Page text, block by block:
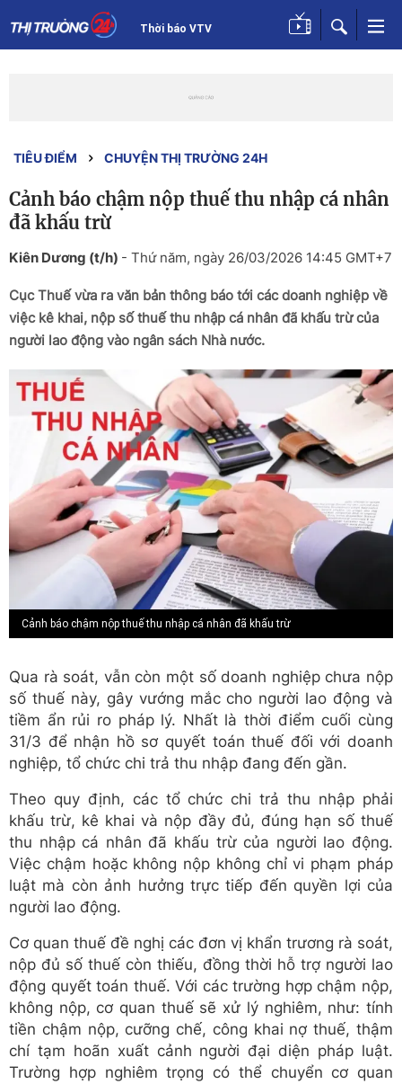
Thời báo VTV
TIÊU ĐIỂM CHUYỆN THỊ TRƯỜNG 24H
Cảnh báo chậm nộp thuế thu nhập cá nhân
đã khấu trừ
Kiên Dương (t/h) - Thứ năm, ngày 26/03/2026 14:45 GMT+7
Cục Thuế vừa ra văn bản thông báo tới các doanh nghiệp về
việc kê khai, nộp số thuế thu nhập cá nhân đã khấu trừ của
người lao động vào ngân sách Nhà nước.
Cảnh báo chậm nộp thuế thu nhập cá nhân đã khấu trừ
Qua rà soát, vẫn còn một số doanh nghiệp chưa nộp
số thuế này, gây vướng mắc cho người lao động và
tiềm ẩn rủi ro pháp lý. Nhất là thời điểm cuối cùng
31/3 để nhận hồ sơ quyết toán thuế đối với doanh
nghiệp, tổ chức chi trả thu nhập đang đến gần.
Theo quy định, các tổ chức chi trả thu nhập phải
khấu trừ, kê khai và nộp đầy đủ, đúng hạn số thuế
thu nhập cá nhân đã khấu trừ của người lao động.
Việc chậm hoặc không nộp không chỉ vi phạm pháp
luật mà còn ảnh hưởng trực tiếp đến quyền lợi của
người lao động.
Cơ quan thuế đề nghị các đơn vị khẩn trương rà soát,
nộp đủ số thuế còn thiếu, đồng thời hỗ trợ người lao
động quyết toán thuế. Với các trường hợp chậm nộp,
không nộp, cơ quan thuế sẽ xử lý nghiêm, như: tính
tiền chậm nộp, cưỡng chế, công khai nợ thuế, thậm
chí tạm hoãn xuất cảnh người đại diện pháp luật.
Trường hợp nghiêm trọng có thể chuyển cơ quan